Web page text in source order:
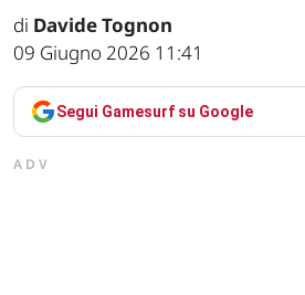
di Davide Tognon
09 Giugno 2026 11:41
Segui Gamesurf su Google
ADV